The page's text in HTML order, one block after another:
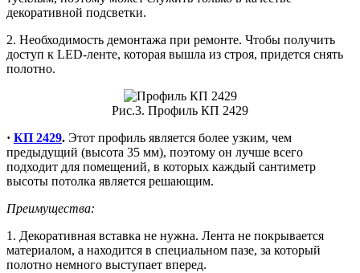
декоративной подсветки.
2. Необходимость демонтажа при ремонте. Чтобы получить
доступ к LED-ленте, которая вышла из строя, придется снять
полотно.
Рис.3. Профиль КП 2429
· КП 2429. Этот профиль является более узким, чем
предыдущий (высота 35 мм), поэтому он лучше всего
подходит для помещений, в которых каждый сантиметр
высоты потолка является решающим.
Преимущества:
1. Декоративная вставка не нужна. Лента не покрывается
материалом, а находится в специальном пазе, за который
полотно немного выступает вперед.